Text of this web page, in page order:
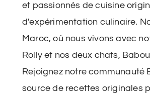
et passionnés de cuisine
d'expérimentation culinaire.
Maroc, où nous vivons avec
Rolly et nos deux chats,
Rejoignez notre communauté
source de recettes originales